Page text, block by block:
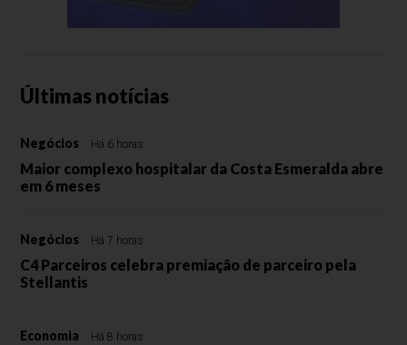
Últimas notícias
Negócios Há 6 horas
Maior complexo hospitalar da Costa Esmeralda abre
em 6 meses
Negócios Há 7 horas
C4 Parceiros celebra premiação de parceiro pela
Stellantis
Economia Há 8 horas